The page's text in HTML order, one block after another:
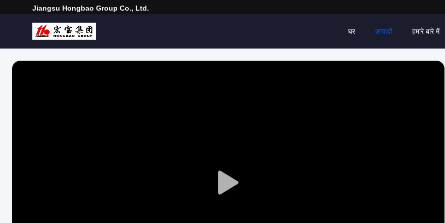
Jiangsu Hongbao Group Co., Ltd.
घर उत्पादों हमारे बारे में
Play